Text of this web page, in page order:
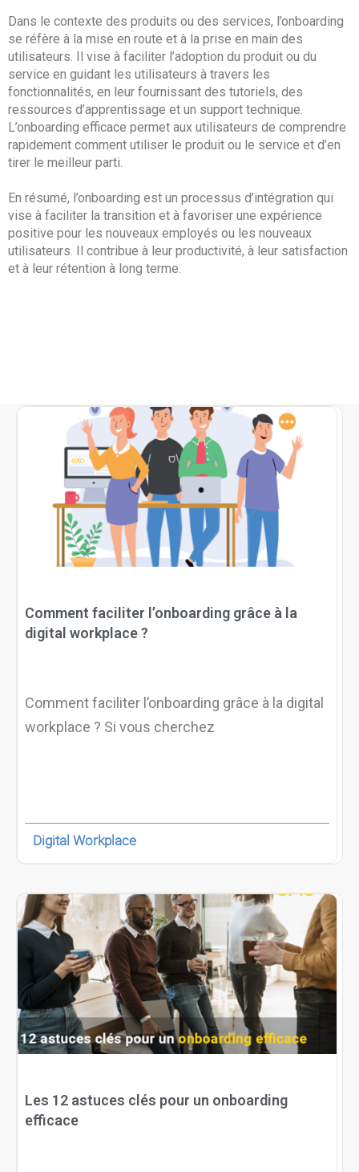
Offre Enterprise
Offre Professionnelle
A propos d’eXo
Centre de ressources
Contactez-nous
Essayez eXo
Dans le contexte des produits ou des services, l’onboarding
se réfère à la mise en route et à la prise en main des
utilisateurs. Il vise à faciliter l’adoption du produit ou du
service en guidant les utilisateurs à travers les
fonctionnalités, en leur fournissant des tutoriels, des
ressources d’apprentissage et un support technique.
L’onboarding efficace permet aux utilisateurs de comprendre
rapidement comment utiliser le produit ou le service et d’en
tirer le meilleur parti.
En résumé, l’onboarding est un processus d’intégration qui
vise à faciliter la transition et à favoriser une expérience
positive pour les nouveaux employés ou les nouveaux
utilisateurs. Il contribue à leur productivité, à leur satisfaction
et à leur rétention à long terme.
Comment faciliter l’onboarding grâce à la
digital workplace ?
Comment faciliter l’onboarding grâce à la digital
workplace ? Si vous cherchez
Digital Workplace
Les 12 astuces clés pour un onboarding
efficace